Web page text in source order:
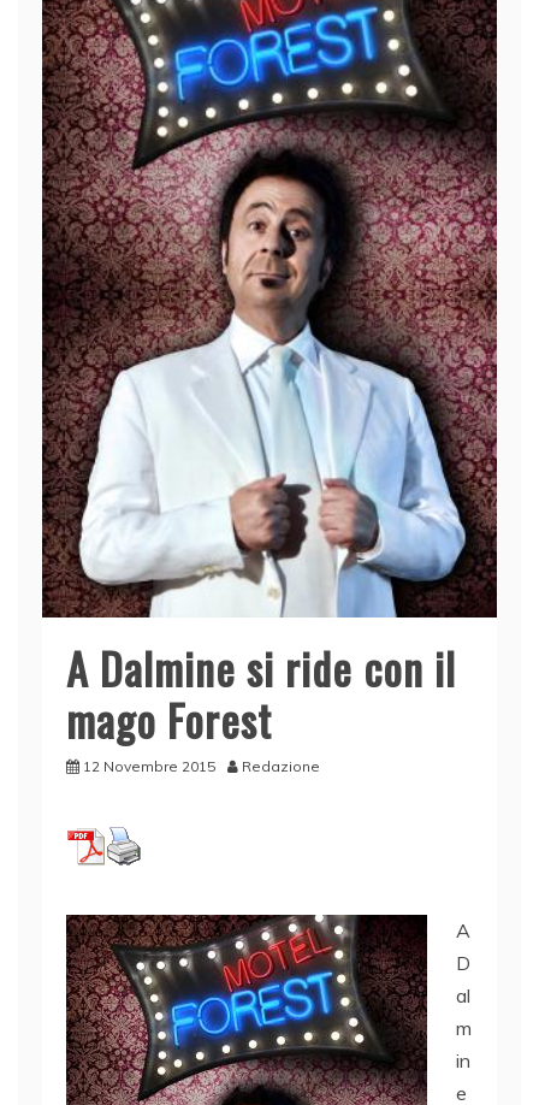
A Dalmine si ride con il
mago Forest
12 Novembre 2015 Redazione
A
D
al
m
in
e